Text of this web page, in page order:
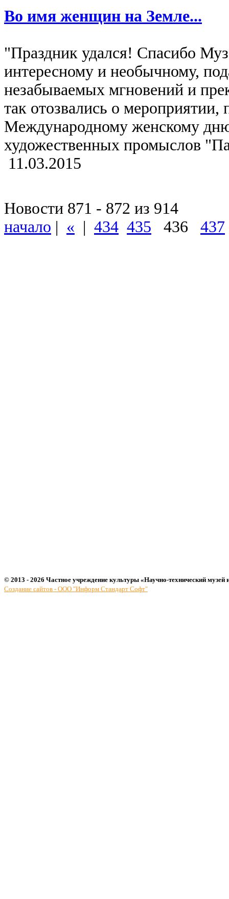
Во имя женщин на Земле...
"Праздник удался! Спасибо
интересному и необычному,
незабываемых мгновений и
так отозвались о
Международному женскому
художественных промыслов
11.03.2015
Новости 871 - 872 из 914
начало | « | 434 435 436 437
© 2013 - 2026 Частное учреждение культуры «Научно-технический музей
Создание сайтов - ООО "Информ Стандарт Софт"